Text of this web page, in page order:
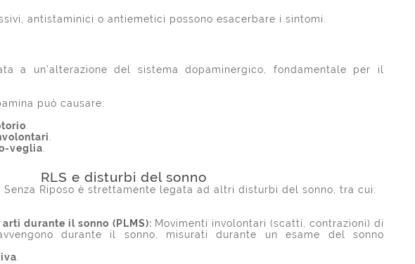
antistaminici o antiemetici possono esacerbare i sintomi.
a un’alterazione del sistema dopaminergico, fondamentale per il
può causare:
veglia
RLS e disturbi del sonno
Senza Riposo è strettamente legata ad altri disturbi del sonno, tra cui:
durante il sonno (PLMS): Movimenti involontari (scatti, contrazioni) di
durante il sonno, misurati durante un esame del sonno